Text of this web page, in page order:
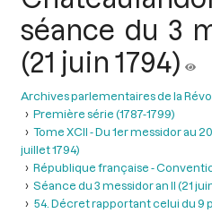
séance du 3
(21 juin 1794)
Archives parlementaires de la
Première série (1787-1799)
Tome XCII - Du 1er messidor au
juillet 1794)
République française -
Séance du 3 messidor an II (21
54. Décret rapportant celui du 9